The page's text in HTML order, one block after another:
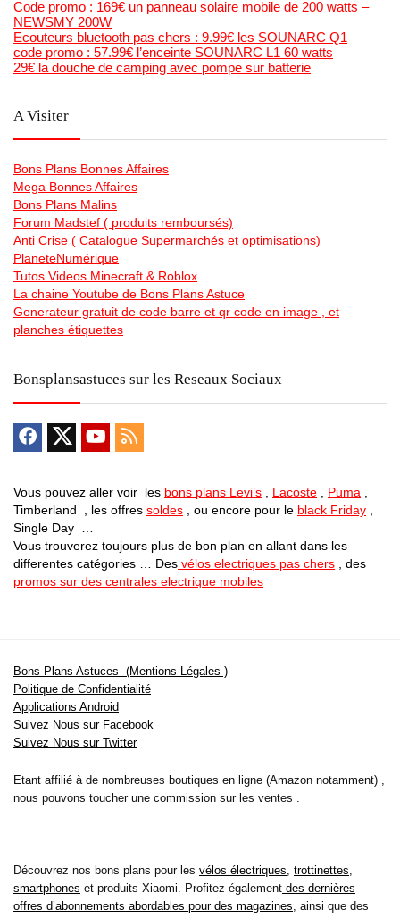
Code promo : 169€ un panneau solaire mobile de 200 watts –
NEWSMY 200W
Ecouteurs bluetooth pas chers : 9.99€ les SOUNARC Q1
code promo : 57.99€ l’enceinte SOUNARC L1 60 watts
29€ la douche de camping avec pompe sur batterie
A Visiter
Bons Plans Bonnes Affaires
Mega Bonnes Affaires
Bons Plans Malins
Forum Madstef ( produits remboursés)
Anti Crise ( Catalogue Supermarchés et optimisations)
PlaneteNumérique
Tutos Videos Minecraft & Roblox
La chaine Youtube de Bons Plans Astuce
Generateur gratuit de code barre et qr code en image , et
planches étiquettes
Bonsplansastuces sur les Reseaux Sociaux
Vous pouvez aller voir les bons plans Levi’s Lacoste Puma
Timberland , les offres soldes , ou encore pour le black Friday
Single Day …
Vous trouverez toujours plus de bon plan en allant dans les
differentes catégories … Des vélos electriques pas chers , des
promos sur des centrales electrique mobiles
Bons Plans Astuces (Mentions Légales )
Politique de Confidentialité
Applications Android
Suivez Nous sur Facebook
Suivez Nous sur Twitter
Etant affilié à de nombreuses boutiques en ligne (Amazon notamment) ,
nous pouvons toucher une commission sur les ventes .
Découvrez nos bons plans pour les vélos électriques, trottinettes,
smartphones et produits Xiaomi. Profitez également des dernières
offres d’abonnements abordables pour des magazines, ainsi que des